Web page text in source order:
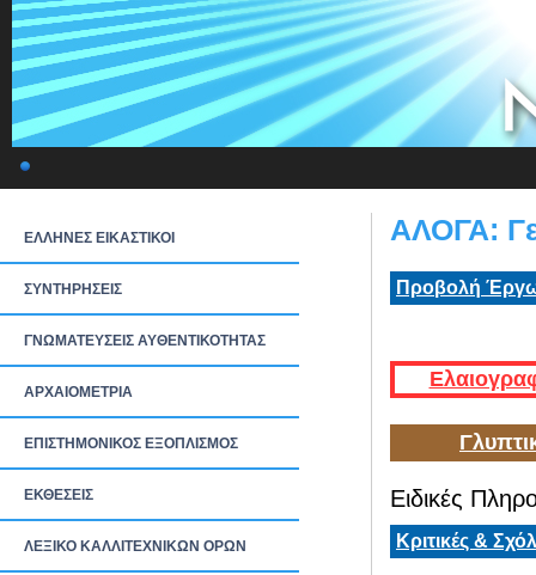
ΕΛΛΗΝΕΣ ΕΙΚΑΣΤΙΚΟΙ
ΣΥΝΤΗΡΗΣΕΙΣ
ΓΝΩΜΑΤΕΥΣΕΙΣ ΑΥΘΕΝΤΙΚΟΤΗΤΑΣ
ΑΡΧΑΙΟΜΕΤΡΙΑ
ΕΠΙΣΤΗΜΟΝΙΚΟΣ ΕΞΟΠΛΙΣΜΟΣ
ΕΚΘΕΣΕΙΣ
ΛΕΞΙΚΟ ΚΑΛΛΙΤΕΧΝΙΚΩΝ ΟΡΩΝ
ΑΛΟΓΑ:
Προβολή
Ειδικές
Κριτικές &